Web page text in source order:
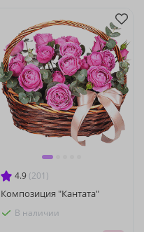
4.9 (201)
Композиция "Кантата"
В наличии